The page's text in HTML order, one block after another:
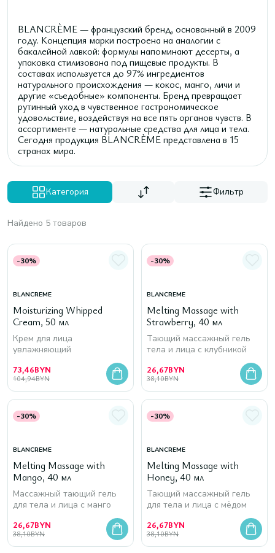
BLANCRÈME — французский бренд, основанный в 2009
году. Концепция марки построена на аналогии с
бакалейной лавкой: формулы напоминают десерты, а
упаковка стилизована под пищевые продукты. В
составах используется до 97% ингредиентов
натурального происхождения — кокос, манго, личи и
другие «съедобные» компоненты. Бренд превращает
рутинный уход в чувственное гастрономическое
удовольствие, воздействуя на все пять органов чувств. В
ассортименте — натуральные средства для лица и тела.
Сегодня продукция BLANCRÈME представлена в 15
странах мира.
Категория Фильтр
Найдено 5 товаров
-30%
BLANCREME
Moisturizing Whipped
Cream, 50 мл
Крем для лица
увлажняющий
73,46BYN
104,94BYN
-30%
BLANCREME
Melting Massage with
Strawberry, 40 мл
Тающий массажный гель
тела и лица с клубникой
26,67BYN
38,10BYN
-30%
BLANCREME
Melting Massage with
Mango, 40 мл
Массажный тающий гель
для тела и лица с манго
26,67BYN
38,10BYN
-30%
BLANCREME
Melting Massage with
Honey, 40 мл
Тающий массажный гель
для тела и лица с мёдом
26,67BYN
38,10BYN